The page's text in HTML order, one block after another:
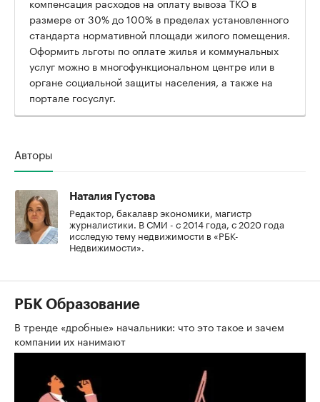
размере от 30% до 100% в пределах установленного
стандарта нормативной площади жилого помещения.
Оформить льготы по оплате жилья и коммунальных
услуг можно в многофункциональном центре или в
органе социальной защиты населения, а также на
портале госуслуг.
Авторы
Наталия Густова
Редактор, бакалавр экономики, магистр
журналистики. В СМИ - с 2014 года, с 2020 года
исследую тему недвижимости в «РБК-
Недвижимости».
РБК Образование
В тренде «дробные» начальники: что это такое и зачем
компании их нанимают